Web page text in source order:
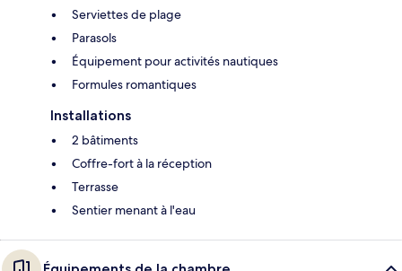
Serviettes de plage
Parasols
Équipement pour activités nautiques
Formules romantiques
Installations
2 bâtiments
Coffre-fort à la réception
Terrasse
Sentier menant à l'eau